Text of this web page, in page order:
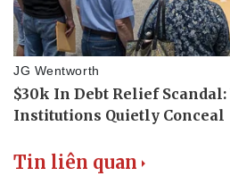
Tin liên quan